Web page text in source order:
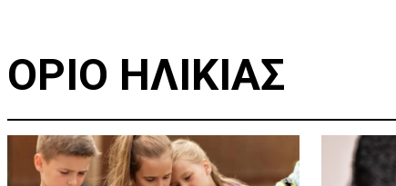
ΟΡΙΟ ΗΛΙΚΙΑΣ